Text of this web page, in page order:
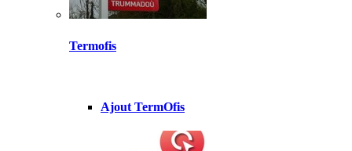
Termofis
Ajout TermOfis